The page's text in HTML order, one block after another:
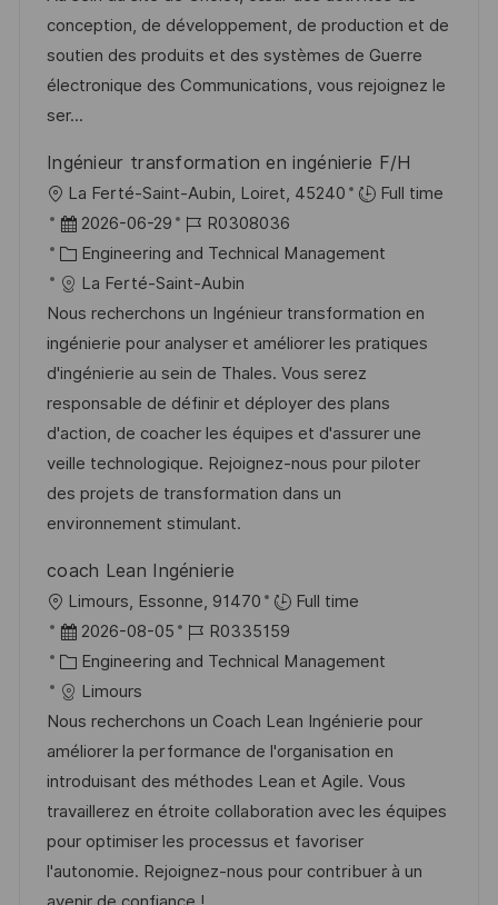
n
g
m
d
e
r
e
r
ö
f
f
e
n
t
l
i
c
h
u
n
g
I
D
e
g
o
r
e
conception, de développement, de production et de
soutien des produits et des systèmes de Guerre
électronique des Communications, vous rejoignez le
ser...
Ingénieur transformation en ingénierie F/H
O
r
t
La Ferté-Saint-Aubin, Loiret, 45240
Full time
D
a
t
u
m
d
e
r
V
e
r
f
f
e
n
t
l
i
c
h
u
n
2026-06-29
J
o
b
-
I
D
R0308036
K
a
t
e
g
o
r
i
e
Engineering and Technical Management
La Ferté-Saint-Aubin
Nous recherchons un Ingénieur transformation en
ingénierie pour analyser et améliorer les pratiques
d'ingénierie au sein de Thales. Vous serez
responsable de définir et déployer des plans
d'action, de coacher les équipes et d'assurer une
veille technologique. Rejoignez-nous pour piloter
des projets de transformation dans un
environnement stimulant.
coach Lean Ingénierie
O
r
t
Limours, Essonne, 91470
Full time
D
a
t
u
m
d
e
r
V
e
2026-08-05
J
o
-
I
D
R0335159
K
a
t
e
g
o
r
i
e
Engineering and Technical Management
Limours
Nous recherchons un Coach Lean Ingénierie pour
améliorer la performance de l'organisation en
introduisant des méthodes Lean et Agile. Vous
travaillerez en étroite collaboration avec les équipes
pour optimiser les processus et favoriser
l'autonomie. Rejoignez-nous pour contribuer à un